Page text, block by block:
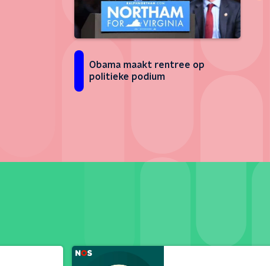
Obama maakt rentree op
politieke podium